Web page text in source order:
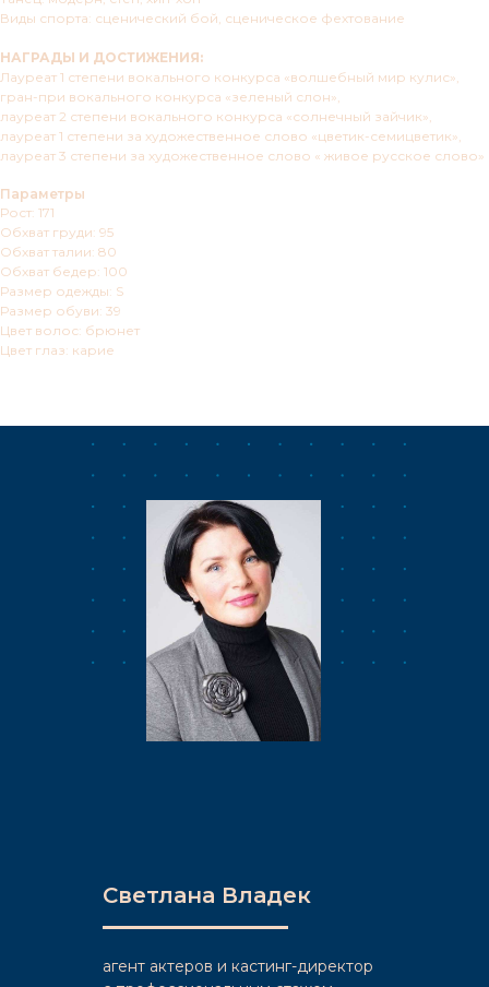
Виды спорта: сценический бой, сценическое фехтование
НАГРАДЫ И ДОСТИЖЕНИЯ:
Лауреат 1 степени вокального конкурса «волшебный мир кулис»,
гран-при вокального конкурса «зеленый слон»,
лауреат 2 степени вокального конкурса «солнечный зайчик»,
лауреат 1 степени за художественное слово «цветик-семицветик»,
лауреат 3 степени за художественное слово « живое русское слово»
Параметры
Рост: 171
Обхват груди: 95
Обхват талии: 80
Обхват бедер: 100
Размер одежды: S
Размер обуви: 39
Цвет волос: брюнет
Цвет глаз: карие
Светлана Владек
агент актеров и кастинг-директор